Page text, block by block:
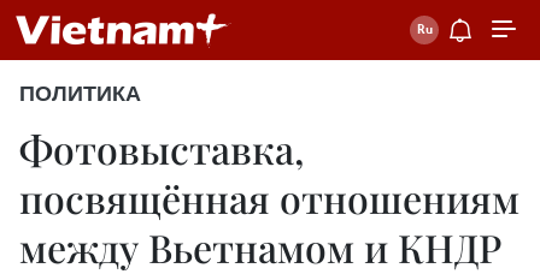
ПОЛИТИКА
Фотовыставка,
посвящённая отношениям
между Вьетнамом и КНДР